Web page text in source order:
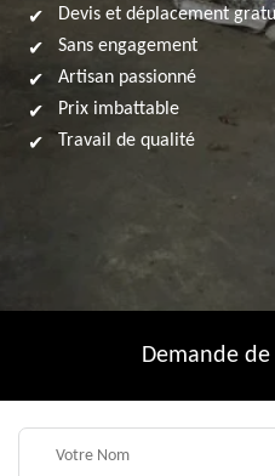
Devis et déplacement
Sans engagement
Artisan passionné
Prix imbattable
Travail de qualité
Demande